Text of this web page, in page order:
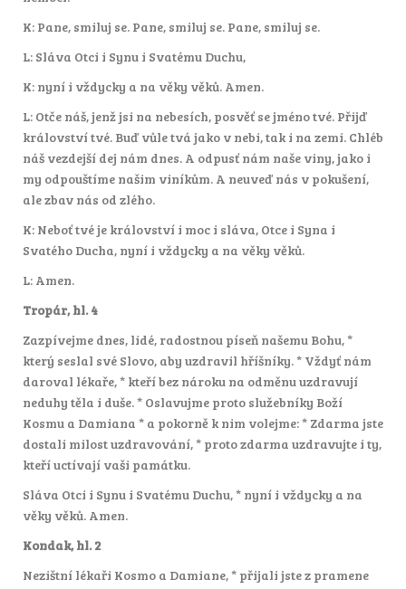
K: Pane, smiluj se. Pane, smiluj se. Pane, smiluj se.
L: Sláva Otci i Synu i Svatému Duchu,
K: nyní i vždycky a na věky věků. Amen.
L: Otče náš, jenž jsi na nebesích, posvěť se jméno tvé. Přijď
království tvé. Buď vůle tvá jako v nebi, tak i na zemi. Chléb
náš vezdejší dej nám dnes. A odpusť nám naše viny, jako i
my odpouštíme našim viníkům. A neuveď nás v pokušení,
ale zbav nás od zlého.
K: Neboť tvé je království i moc i sláva, Otce i Syna i
Svatého Ducha, nyní i vždycky a na věky věků.
L: Amen.
Tropár, hl. 4
Zazpívejme dnes, lidé, radostnou píseň našemu Bohu, *
který seslal své Slovo, aby uzdravil hříšníky. * Vždyť nám
daroval lékaře, * kteří bez nároku na odměnu uzdravují
neduhy těla i duše. * Oslavujme proto služebníky Boží
Kosmu a Damiana * a pokorně k nim volejme: * Zdarma jste
dostali milost uzdravování, * proto zdarma uzdravujte i ty,
kteří uctívají vaši památku.
Sláva Otci i Synu i Svatému Duchu, * nyní i vždycky a na
věky věků. Amen.
Kondak, hl. 2
Nezištní lékaři Kosmo a Damiane, * přijali jste z pramene